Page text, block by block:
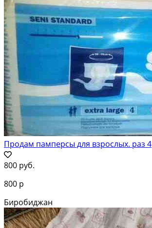
Продам памперсы для взрослых. раз 4
800 руб.
800 р
Биробиджан